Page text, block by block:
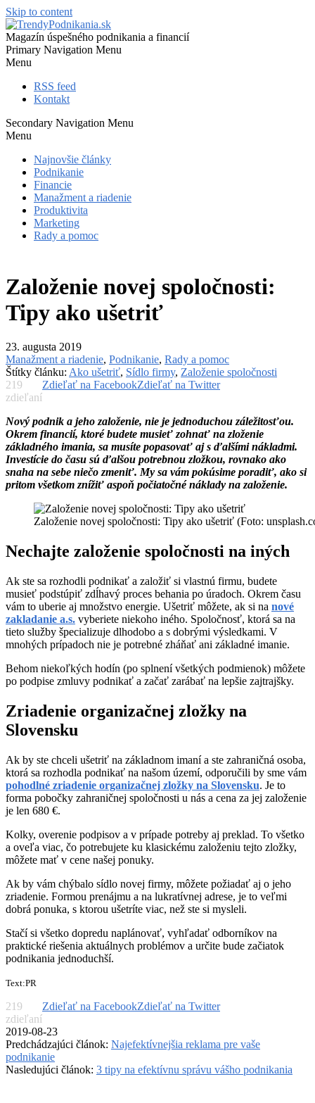
Skip to content
Magazín úspešného podnikania a financií
Primary Navigation Menu
Menu
RSS feed
Kontakt
Secondary Navigation Menu
Menu
Najnovšie články
Podnikanie
Financie
Manažment a riadenie
Produktivita
Marketing
Rady a pomoc
Založenie novej spoločnosti:
Tipy ako ušetriť
23. augusta 2019
Manažment a riadenie, Podnikanie, Rady a pomoc
Štítky článku: Ako ušetriť, Sídlo firmy, Založenie spoločnosti
219
zdieľaní
Zdieľať na FacebookZdieľať na Twitter
Nový podnik a jeho založenie, nie je jednoduchou záležitosťou.
Okrem financií, ktoré budete musieť zohnať na zloženie
základného imania, sa musíte popasovať aj s ďalšími nákladmi.
Investície do času sú ďalšou potrebnou zložkou, rovnako ako
snaha na sebe niečo zmeniť. My sa vám pokúsime poradiť, ako si
pritom všetkom znížiť aspoň počiatočné náklady na založenie.
Založenie novej spoločnosti: Tipy ako ušetriť (Foto:
Nechajte založenie spoločnosti na iných
Ak ste sa rozhodli podnikať a založiť si vlastnú firmu, budete
musieť podstúpiť zdĺhavý proces behania po úradoch. Okrem času
vám to uberie aj množstvo energie. Ušetriť môžete, ak si na nové
zakladanie a.s. vyberiete niekoho iného. Spoločnosť, ktorá sa na
tieto služby špecializuje dlhodobo a s dobrými výsledkami. V
mnohých prípadoch nie je potrebné zháňať ani základné imanie.
Behom niekoľkých hodín (po splnení všetkých podmienok) môžete
po podpise zmluvy podnikať a začať zarábať na lepšie zajtrajšky.
Zriadenie organizačnej zložky na
Slovensku
Ak by ste chceli ušetriť na základnom imaní a ste zahraničná osoba,
ktorá sa rozhodla podnikať na našom území, odporučili by sme vám
pohodlné zriadenie organizačnej zložky na Slovensku. Je to
forma pobočky zahraničnej spoločnosti u nás a cena za jej založenie
je len 680 €.
Kolky, overenie podpisov a v prípade potreby aj preklad. To všetko
a oveľa viac, čo potrebujete ku klasickému založeniu tejto zložky,
môžete mať v cene našej ponuky.
Ak by vám chýbalo sídlo novej firmy, môžete požiadať aj o jeho
zriadenie. Formou prenájmu a na lukratívnej adrese, je to veľmi
dobrá ponuka, s ktorou ušetríte viac, než ste si mysleli.
Stačí si všetko dopredu naplánovať, vyhľadať odborníkov na
praktické riešenia aktuálnych problémov a určite bude začiatok
podnikania jednoduchší.
Text:PR
219
zdieľaní
Zdieľať na FacebookZdieľať na Twitter
2019-08-23
Predchádzajúci článok: Najefektívnejšia reklama pre vaše
podnikanie
Nasledujúci článok: 3 tipy na efektívnu správu vášho podnikania